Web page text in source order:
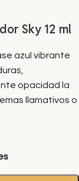
Sky 12 ml
azul vibrante
opacidad la
llamativos o